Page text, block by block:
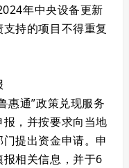
年中央设备更新
持的项目不得重复
惠通”政策兑现服务
报，并按要求向当地
提出资金申请。申
相关信息，并于6